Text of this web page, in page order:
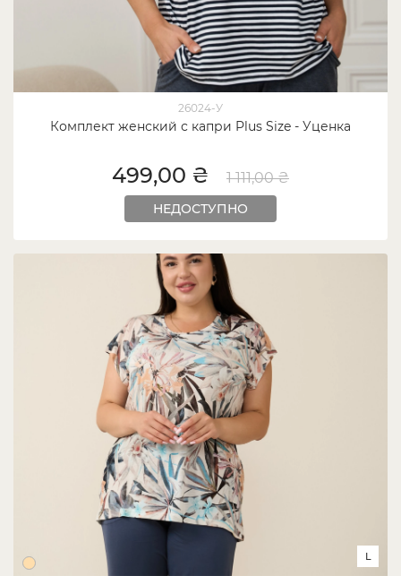
26024-У
Комплект женский с капри Plus Size - Уценка
499,00 ₴ 1 111,00 ₴
НЕДОСТУПНО
L